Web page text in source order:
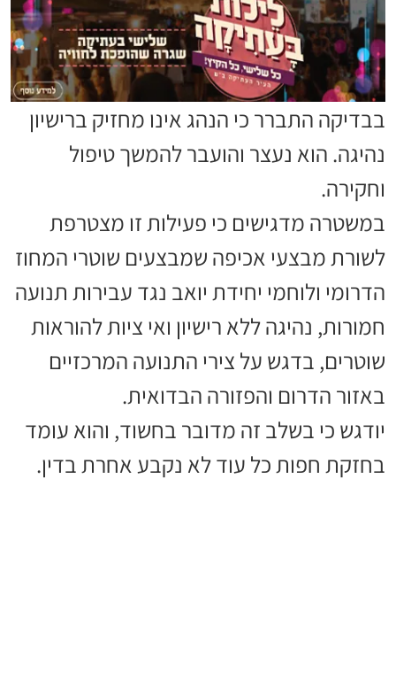
בבדיקה התברר כי הנהג אינו מחזיק ברישיון
נהיגה. הוא נעצר והועבר להמשך טיפול
וחקירה.
במשטרה מדגישים כי פעילות זו מצטרפת
לשורת מבצעי אכיפה שמבצעים שוטרי המחוז
הדרומי ולוחמי יחידת יואב נגד עבירות תנועה
חמורות, נהיגה ללא רישיון ואי ציות להוראות
שוטרים, בדגש על צירי התנועה המרכזיים
באזור הדרום והפזורה הבדואית.
יודגש כי בשלב זה מדובר בחשוד, והוא עומד
בחזקת חפות כל עוד לא נקבע אחרת בדין.